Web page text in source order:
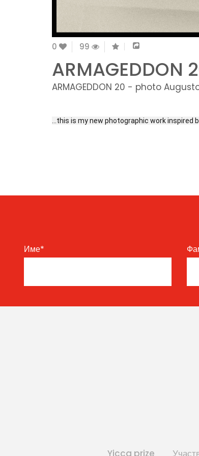
0 99
ARMAGEDDON 20 - photo
…this is my new photographic work
Име*
Yicca prize